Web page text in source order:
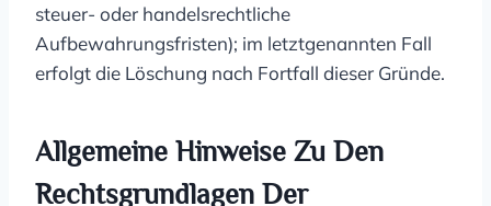
steuer- oder handelsrechtliche
Aufbewahrungsfristen); im letztgenannten Fall
erfolgt die Löschung nach Fortfall dieser Gründe.
Allgemeine Hinweise Zu Den
Rechtsgrundlagen Der